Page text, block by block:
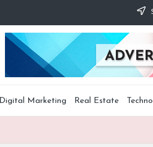
Digital Marketing Real Estate